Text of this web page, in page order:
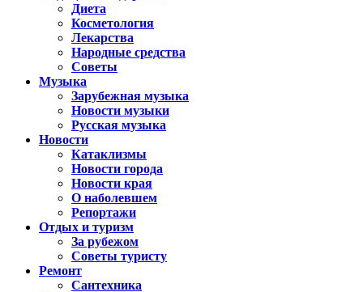
Диета
Косметология
Лекарства
Народные средства
Советы
Музыка
Зарубежная музыка
Новости музыки
Русская музыка
Новости
Катаклизмы
Новости города
Новости края
О наболевшем
Репортажи
Отдых и туризм
За рубежом
Советы туристу
Ремонт
Сантехника